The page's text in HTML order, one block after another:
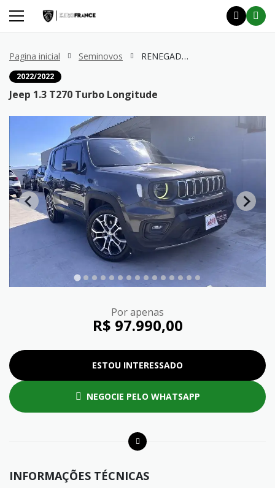
Pagina inicial Seminovos RENEGADE 1.3 T270 Turbo Longitude
2022/2022
Jeep 1.3 T270 Turbo Longitude
Por apenas
R$ 97.990,00
ESTOU INTERESSADO
NEGOCIE PELO WHATSAPP
INFORMAÇÕES TÉCNICAS